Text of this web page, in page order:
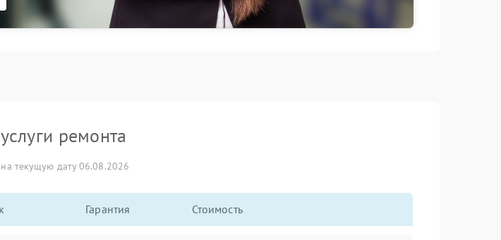
ремонта
текущую дату 06.08.2026
Гарантия Стоимость